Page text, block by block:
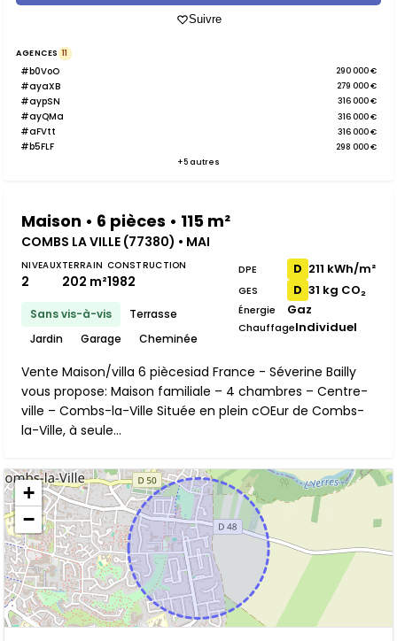
Suivre
AGENCES 11
#b0VoO 290 000 €
#ayaXB 279 000 €
#aypSN 316 000 €
#ayQMa 316 000 €
#aFVtt 316 000 €
#b5FLF
298 000 €
+5 autres
Maison • 6 pièces • 115 m²
COMBS LA VILLE (77380) • MAI
NIVEAUX
2
TERRAIN
202 m²
CONSTRUCTION
1982
Sans vis-à-vis
Terrasse
Jardin
Garage Cheminée
DPE D 211 kWh/m²
GES D 31 kg CO₂
Énergie Gaz
ChauffageIndividuel
Vente Maison/villa 6 piècesiad France - Séverine Bailly
vous propose: Maison familiale – 4 chambres – Centre-
ville – Combs-la-Ville Située en plein cOEur de Combs-
la-Ville, à seule...
+
−